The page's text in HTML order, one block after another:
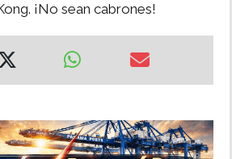
¡No sean cabrones!